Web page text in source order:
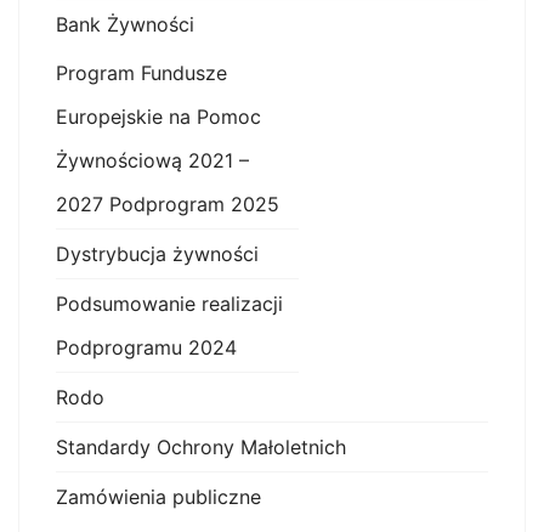
Bank Żywności
Program Fundusze
Europejskie na Pomoc
Żywnościową 2021 –
2027 Podprogram 2025
Dystrybucja żywności
Podsumowanie realizacji
Podprogramu 2024
Rodo
Standardy Ochrony Małoletnich
Zamówienia publiczne